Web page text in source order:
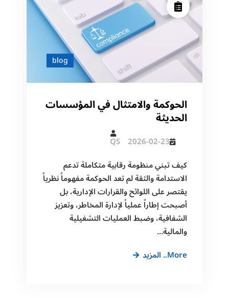
blog
الحوكمة والامتثال في المؤسسات
الحديثة
2026-02-23
QS
كيف تبني منظومة رقابية متكاملة تدعم
الاستدامة والثقة لم تعد الحوكمة مفهوماً نظرياً
يقتصر على اللوائح والقرارات الإدارية، بل
أصبحت إطاراً عملياً لإدارة المخاطر، وتعزيز
الشفافية، وضبط العمليات التشغيلية
والمالية…
More.. المزيد
الحوكمة